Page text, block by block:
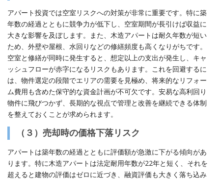
アパート投資では空室リスクへの対策が非常に重要です。特に築
年数の経過とともに競争力が低下し、空室期間が長引けば収益に
大きな影響を及ぼします。また、木造アパートは耐久年数が短い
ため、外壁や屋根、水回りなどの修繕頻度も高くなりがちです。
空室と修繕が同時に発生すると、想定以上の支出が発生し、キャ
ッシュフローが赤字になるリスクもあります。これを回避するに
は、物件選定の段階でエリアの需要を見極め、将来的なリフォー
ム費用も含めた保守的な資金計画が不可欠です。安易な高利回り
物件に飛びつかず、長期的な視点で管理と改善を継続できる体制
を整えておくことが求められます。
（３）売却時の価格下落リスク
アパートは築年数の経過とともに評価額が急激に下がる傾向があ
ります。特に木造アパートは法定耐用年数が22年と短く、それを
超えると建物の評価はゼロに近づき、融資評価も大きく落ち込み